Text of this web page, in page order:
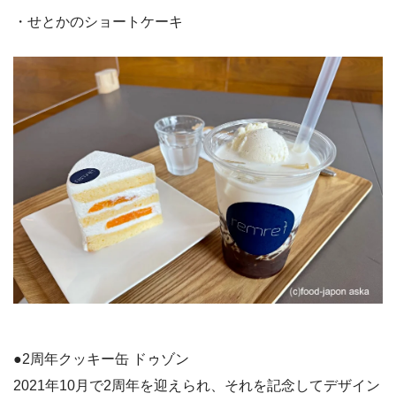
・せとかのショートケーキ
●2周年クッキー缶 ドゥゾン
2021年10月で2周年を迎えられ、それを記念してデザイン